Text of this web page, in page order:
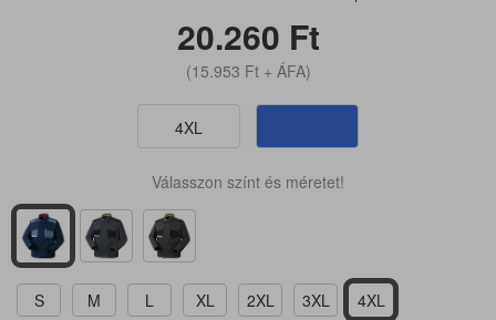
20.260 Ft
(15.953 Ft+ ÁFA)
4XL
Válasszon színt és méretet!
S M L XL 2XL 3XL 4XL